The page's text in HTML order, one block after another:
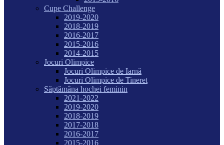
Cupe Challenge
2019-2020
2018-2019
2016-2017
2015-2016
2014-2015
Jocuri Olimpice
Jocuri Olimpice de Iarnă
Jocuri Olimpice de Tineret
Săptămâna hochei feminin
2021-2022
2019-2020
2018-2019
2017-2018
2016-2017
2015-2016